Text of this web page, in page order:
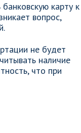
карту к
вопрос,
не будет
наличие
что при